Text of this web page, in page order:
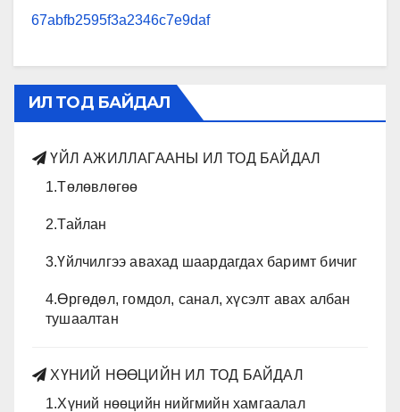
67abfb2595f3a2346c7e9daf
ИЛ ТОД БАЙДАЛ
ҮЙЛ АЖИЛЛАГААНЫ ИЛ ТОД БАЙДАЛ
1.Төлөвлөгөө
2.Тайлан
3.Үйлчилгээ авахад шаардагдах баримт бичиг
4.Өргөдөл, гомдол, санал, хүсэлт авах албан
тушаалтан
ХҮНИЙ НӨӨЦИЙН ИЛ ТОД БАЙДАЛ
1.Хүний нөөцийн нийгмийн хамгаалал